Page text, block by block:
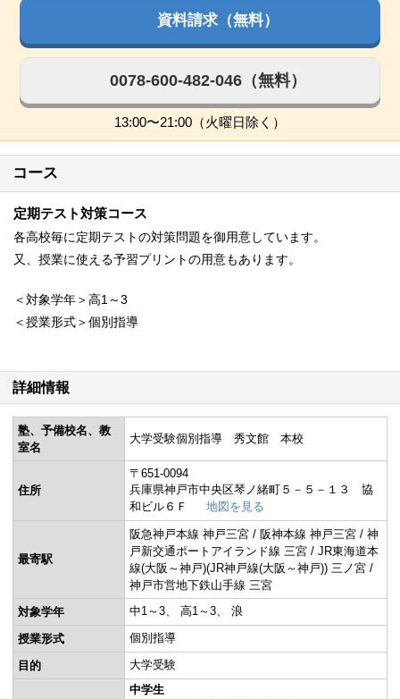
資料請求（無料）
0078-600-482-046（無料）
13:00〜21:00（火曜日除く）
コース
定期テスト対策コース
各高校毎に定期テストの対策問題を御用意しています。
又、授業に使える予習プリントの用意もあります。
＜対象学年＞高1～3
＜授業形式＞個別指導
詳細情報
塾、予備校名、教
室名
大学受験個別指導 秀文館 本校
住所
〒651-0094
兵庫県神戸市中央区琴ノ緒町５－５－１３ 協
和ビル６Ｆ
地図を見る
最寄駅
阪急神戸本線 神戸三宮 / 阪神本線 神戸三宮 / 神
戸新交通ポートアイランド線 三宮 / JR東海道本
線(大阪～神戸)(JR神戸線(大阪～神戸)) 三ノ宮 /
神戸市営地下鉄山手線 三宮
対象学年
中1～3 高1～3 浪
授業形式 個別指導
目的 大学受験
中学生